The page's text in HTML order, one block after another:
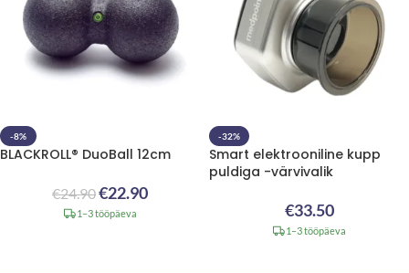
-8%
BLACKROLL® DuoBall 12cm
€24.90€22.90
1–3 tööpäeva
-32%
Smart elektrooniline kupp
puldiga -värvivalik
€33.50
1–3 tööpäeva